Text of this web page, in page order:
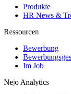
Produkte
HR News &
Ressourcen
Bewerbung
Im Job
Nejo Analytics